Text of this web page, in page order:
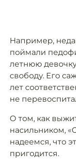
Например,
поймали
летнюю
свободу. Его
лет
не
О том, как
насильником,
надеемся, что
пригодится.